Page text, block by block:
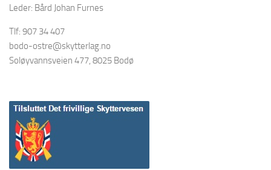
Leder: Bård Johan Furnes
Tlf: 907 34 407
bodo-ostre@skytterlag.no
Soløyvannsveien 477, 8025 Bodø